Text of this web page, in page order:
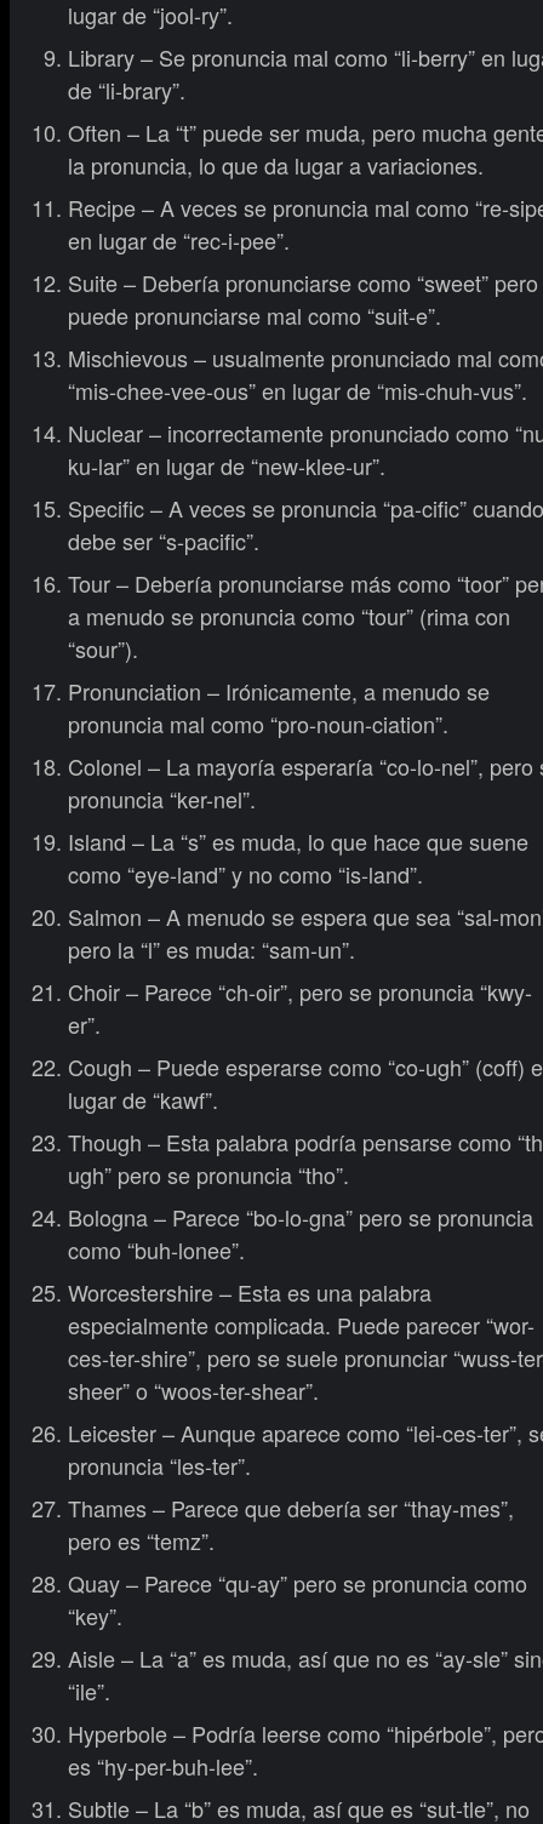
lugar de “jool-ry”.
Library – Se pronuncia mal como “li-berry” en
de “li-brary”.
Often – La “t” puede ser muda, pero mucha
la pronuncia, lo que da lugar a variaciones.
Recipe – A veces se pronuncia mal como “re-
en lugar de “rec-i-pee”.
Suite – Debería pronunciarse como “sweet” pero
puede pronunciarse mal como “suit-e”.
Mischievous – usualmente pronunciado mal
“mis-chee-vee-ous” en lugar de “mis-chuh-vus”.
Nuclear – incorrectamente pronunciado como
ku-lar” en lugar de “new-klee-ur”.
Specific – A veces se pronuncia “pa-cific” cuando
debe ser “s-pacific”.
Tour – Debería pronunciarse más como “toor”
a menudo se pronuncia como “tour” (rima con
“sour”).
Pronunciation – Irónicamente, a menudo se
pronuncia mal como “pro-noun-ciation”.
Colonel – La mayoría esperaría “co-lo-nel”, pero
pronuncia “ker-nel”.
Island – La “s” es muda, lo que hace que suene
como “eye-land” y no como “is-land”.
Salmon – A menudo se espera que sea “sal-
pero la “l” es muda: “sam-un”.
Choir – Parece “ch-oir”, pero se pronuncia “kwy-
er”.
Cough – Puede esperarse como “co-ugh” (coff)
lugar de “kawf”.
Though – Esta palabra podría pensarse como
ugh” pero se pronuncia “tho”.
Bologna – Parece “bo-lo-gna” pero se pronuncia
como “buh-lonee”.
Worcestershire – Esta es una palabra
especialmente complicada. Puede parecer “wor-
ces-ter-shire”, pero se suele pronunciar “wuss-
sheer” o “woos-ter-shear”.
Leicester – Aunque aparece como “lei-ces-ter”,
pronuncia “les-ter”.
Thames – Parece que debería ser “thay-mes”,
pero es “temz”.
Quay – Parece “qu-ay” pero se pronuncia como
“key”.
Aisle – La “a” es muda, así que no es “ay-sle”
“ile”.
Hyperbole – Podría leerse como “hipérbole”,
es “hy-per-buh-lee”.
Subtle – La “b” es muda, así que es “sut-tle”, no